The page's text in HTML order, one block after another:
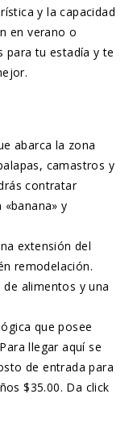
y la capacidad
en verano o
para tu estadía y te
abarca la zona
camastros y
contratar
y
extensión del
remodelación.
alimentos y una
que posee
llegar aquí se
de entrada para
$35.00. Da click